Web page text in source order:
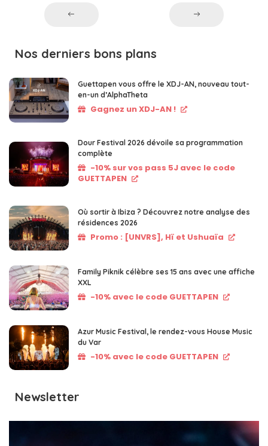
Nos derniers bons plans
Guettapen vous offre le XDJ-AN, nouveau tout-
en-un d’AlphaTheta
Gagnez un XDJ-AN !
Dour Festival 2026 dévoile sa programmation
complète
-10% sur vos pass 5J avec le code
GUETTAPEN
Où sortir à Ibiza ? Découvrez notre analyse des
résidences 2026
Promo : [UNVRS], Hï et Ushuaïa
Family Piknik célèbre ses 15 ans avec une affiche
XXL
-10% avec le code GUETTAPEN
Azur Music Festival, le rendez-vous House Music
du Var
-10% avec le code GUETTAPEN
Newsletter